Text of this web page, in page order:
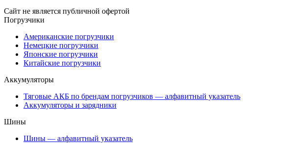
Сайт не является публичной офертой
Погрузчики
Американские погрузчики
Немецкие погрузчики
Японские погрузчики
Китайские погрузчики
Аккумуляторы
Тяговые АКБ по брендам погрузчиков — алфавитный указатель
Аккумуляторы и зарядники
Шины
Шины — алфавитный указатель